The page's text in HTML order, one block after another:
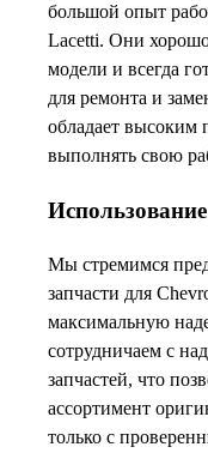
большой опыт
Lacetti. Они
модели и всегда
для ремонта и
обладает высоким
выполнять свою
Мы стремимся
запчасти для
максимальную
сотрудничаем с
запчастей, что
ассортимент
только с